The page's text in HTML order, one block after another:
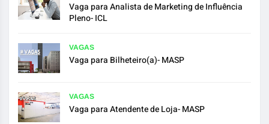
Vaga para Analista de Marketing de Influência
Pleno- ICL
VAGAS
Vaga para Bilheteiro(a)- MASP
VAGAS
Vaga para Atendente de Loja- MASP